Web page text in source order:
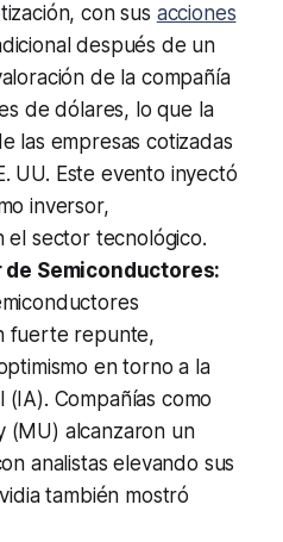
con sus acciones
después de un
de la compañía
de dólares, lo que la
las empresas cotizadas
UU. Este evento inyectó
inversor,
el sector tecnológico.
de Semiconductores:
fuerte repunte,
en torno a la
(IA). Compañías como
(MU) alcanzaron un
analistas elevando sus
también mostró